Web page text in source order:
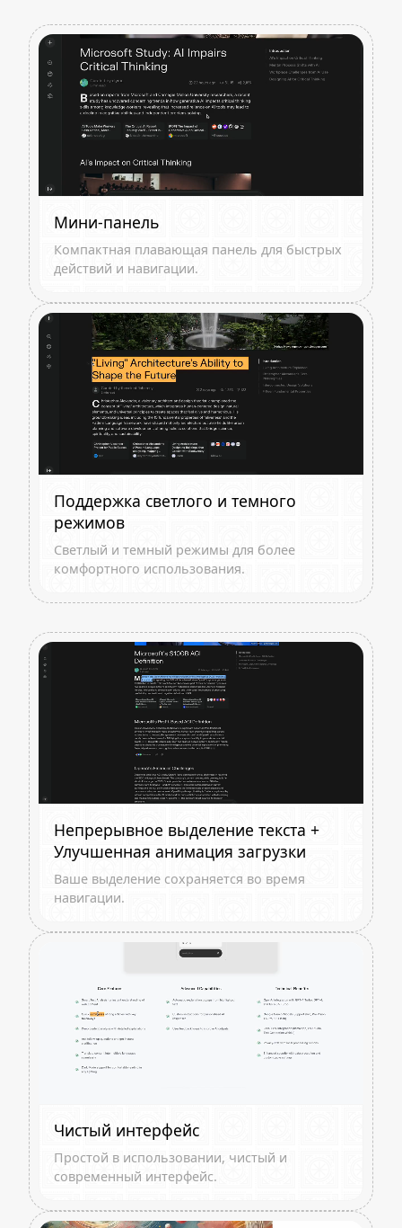
Мини-панель
Компактная плавающая панель для быстрых
действий и навигации.
Поддержка светлого и темного
режимов
Светлый и темный режимы для более
комфортного использования.
Непрерывное выделение текста +
Улучшенная анимация загрузки
Ваше выделение сохраняется во время
навигации.
Чистый интерфейс
Простой в использовании, чистый и
современный интерфейс.